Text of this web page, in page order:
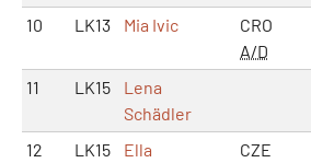
10
LK13 Mia Ivic
CRO
A/D
11 LK15
Lena
Schädler
12 LK15
Ella
CZE